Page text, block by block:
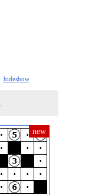
hideshow